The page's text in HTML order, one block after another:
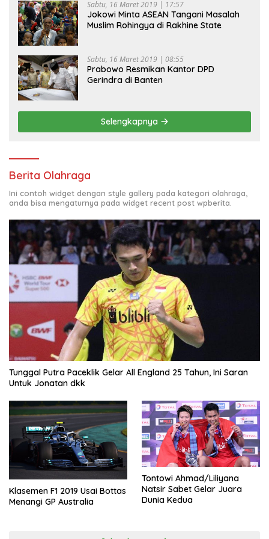
Sabtu, 16 Maret 2019 | 17:57
Jokowi Minta ASEAN Tangani Masalah
Muslim Rohingya di Rakhine State
Sabtu, 16 Maret 2019 | 08:55
Prabowo Resmikan Kantor DPD
Gerindra di Banten
Selengkapnya
Berita Olahraga
Ini contoh widget dengan style gallery pada kategori olahraga,
anda bisa mengaturnya pada widget recent post wpberita.
Tunggal Putra Paceklik Gelar All England 25 Tahun, Ini Saran
Untuk Jonatan dkk
Klasemen F1 2019 Usai Bottas
Menangi GP Australia
Tontowi Ahmad/Liliyana
Natsir Sabet Gelar Juara
Dunia Kedua